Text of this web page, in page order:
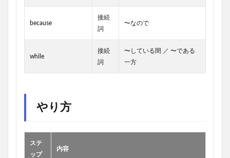
because
接続
詞
〜なので
while
接続
詞
〜している間 ／ 〜である
一方
やり方
ステ
ップ
内容